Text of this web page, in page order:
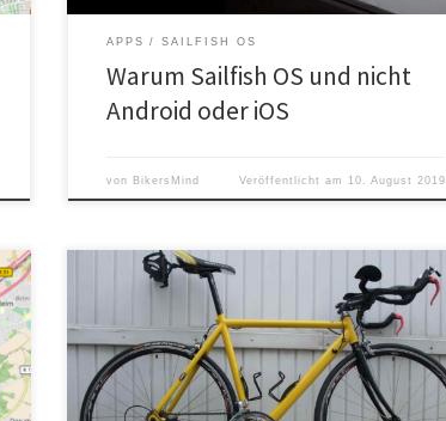
APPS SAILFISH OS
Warum Sailfish OS und nicht
Android oder iOS
von BikersMind Veröffentlicht am 10. August 2019
War Radfahren Anfangs nur Mittel zum (mobilen)
Zweck entdeckte ich 2010 die sportliche
Herausforderung. Angefangen